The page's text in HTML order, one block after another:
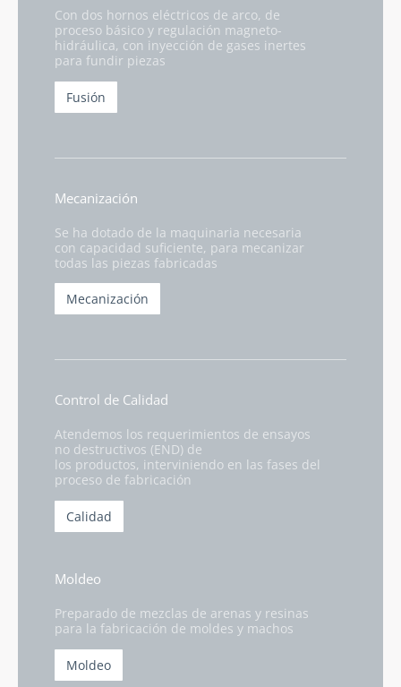
Con dos hornos eléctricos de arco, de
proceso básico y regulación magneto-
hidráulica, con inyección de gases inertes
para fundir piezas
Fusión
Mecanización
Se ha dotado de la maquinaria necesaria
con capacidad suficiente, para mecanizar
todas las piezas fabricadas
Mecanización
Control de Calidad
Atendemos los requerimientos de ensayos
no destructivos (END) de
los productos, interviniendo en las fases del
proceso de fabricación
Calidad
Moldeo
Preparado de mezclas de arenas y resinas
para la fabricación de moldes y machos
Moldeo